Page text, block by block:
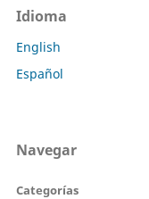
Idioma
English
Español
Navegar
Categorías